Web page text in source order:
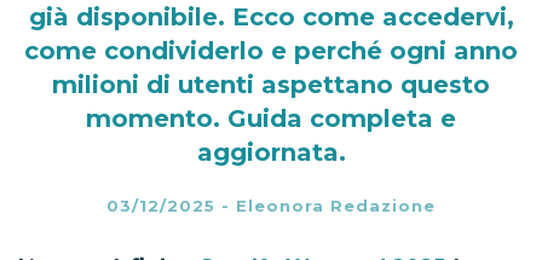
già disponibile. Ecco come accedervi,
come condividerlo e perché ogni anno
milioni di utenti aspettano questo
momento. Guida completa e
aggiornata.
03/12/2025 - Eleonora Redazione